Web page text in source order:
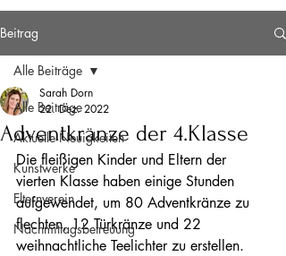
Beitrag
Alle Beiträge
Aktuelle Neuigkeiten
Kunstwerke
Elternverein
Nachmittagsbetreuung
Alle Beiträge
Adventkränze der 4.Klasse
Sarah Dorn
22. Dez. 2022
Die fleißigen Kinder und Eltern der
vierten Klasse haben einige Stunden
aufgewendet, um 80 Adventkränze zu
flechten, 12 Türkränze und 22
weihnachtliche Teelichter zu erstellen.